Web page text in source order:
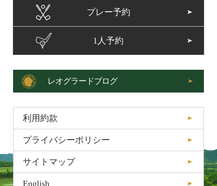
プレー予約
1人予約
レオグラードブログ
利用約款
プライバシーポリシー
サイトマップ
English